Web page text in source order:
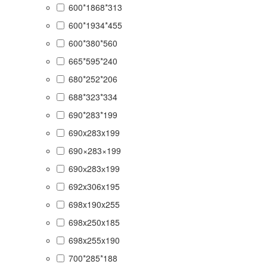
600*1868*313
600*1934*455
600*380*560
665*595*240
680*252*206
688*323*334
690*283*199
690x283x199
690×283×199
690х283х199
692x306x195
698x190x255
698x250x185
698x255x190
700*285*188